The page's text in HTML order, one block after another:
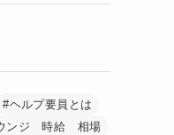
#ヘルプ要員とは
ンジ 時給 相場